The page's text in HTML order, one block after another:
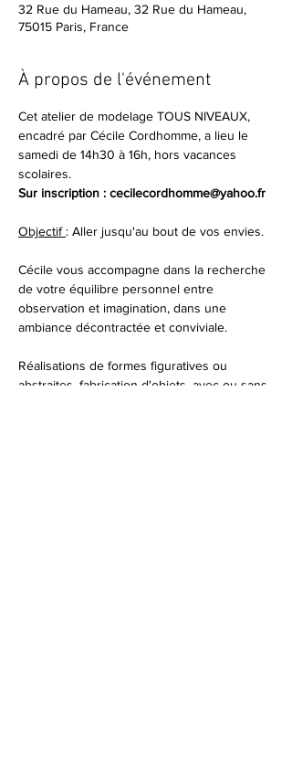
32 Rue du Hameau, 32 Rue du Hameau,
75015 Paris, France
À propos de l'événement
Cet atelier de modelage TOUS NIVEAUX,
encadré par Cécile Cordhomme, a lieu le
samedi de 14h30 à 16h, hors vacances
scolaires.
Sur inscription : cecilecordhomme@yahoo.fr
Objectif : Aller jusqu'au bout de vos envies.
Cécile vous accompagne dans la recherche
de votre équilibre personnel entre
observation et imagination, dans une
ambiance décontractée et conviviale.
Réalisations de formes figuratives ou
abstraites, fabrication d'objets, avec ou sans